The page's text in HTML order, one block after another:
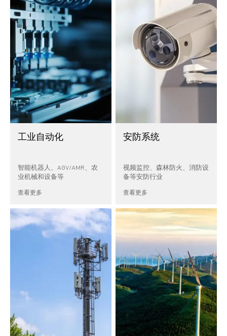
工业自动化
智能机器人、AGV/AMR、农
业机械和设备等
查看更多
安防系统
视频监控、森林防火、消防设
备等安防行业
查看更多